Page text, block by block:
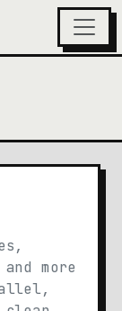
more